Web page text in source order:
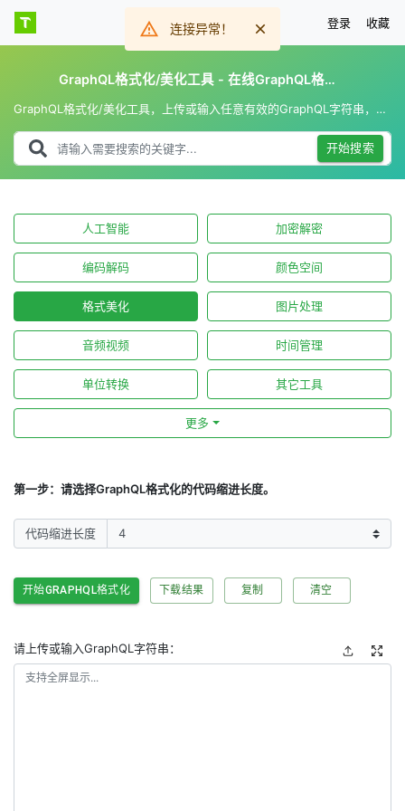
登录 收藏
GraphQL格式化/美化工具 - 在线GraphQL格式化和GraphQL美化
GraphQL格式化/美化工具，上传或输入任意有效的GraphQL字符串，一键完成GraphQL格式化，支持GraphQL语法高亮和全屏显示。
开始搜索
人工智能 加密解密
编码解码 颜色空间
格式美化 图片处理
音频视频 时间管理
单位转换 其它工具
更多
第一步：请选择GraphQL格式化的代码缩进长度。
代码缩进长度
开始GRAPHQL格式化 下载结果 复制 清空
请上传或输入GraphQL字符串：
连接异常！